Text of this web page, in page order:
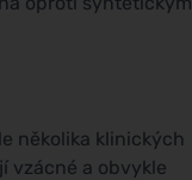
několika klinických
vzácné a obvykle